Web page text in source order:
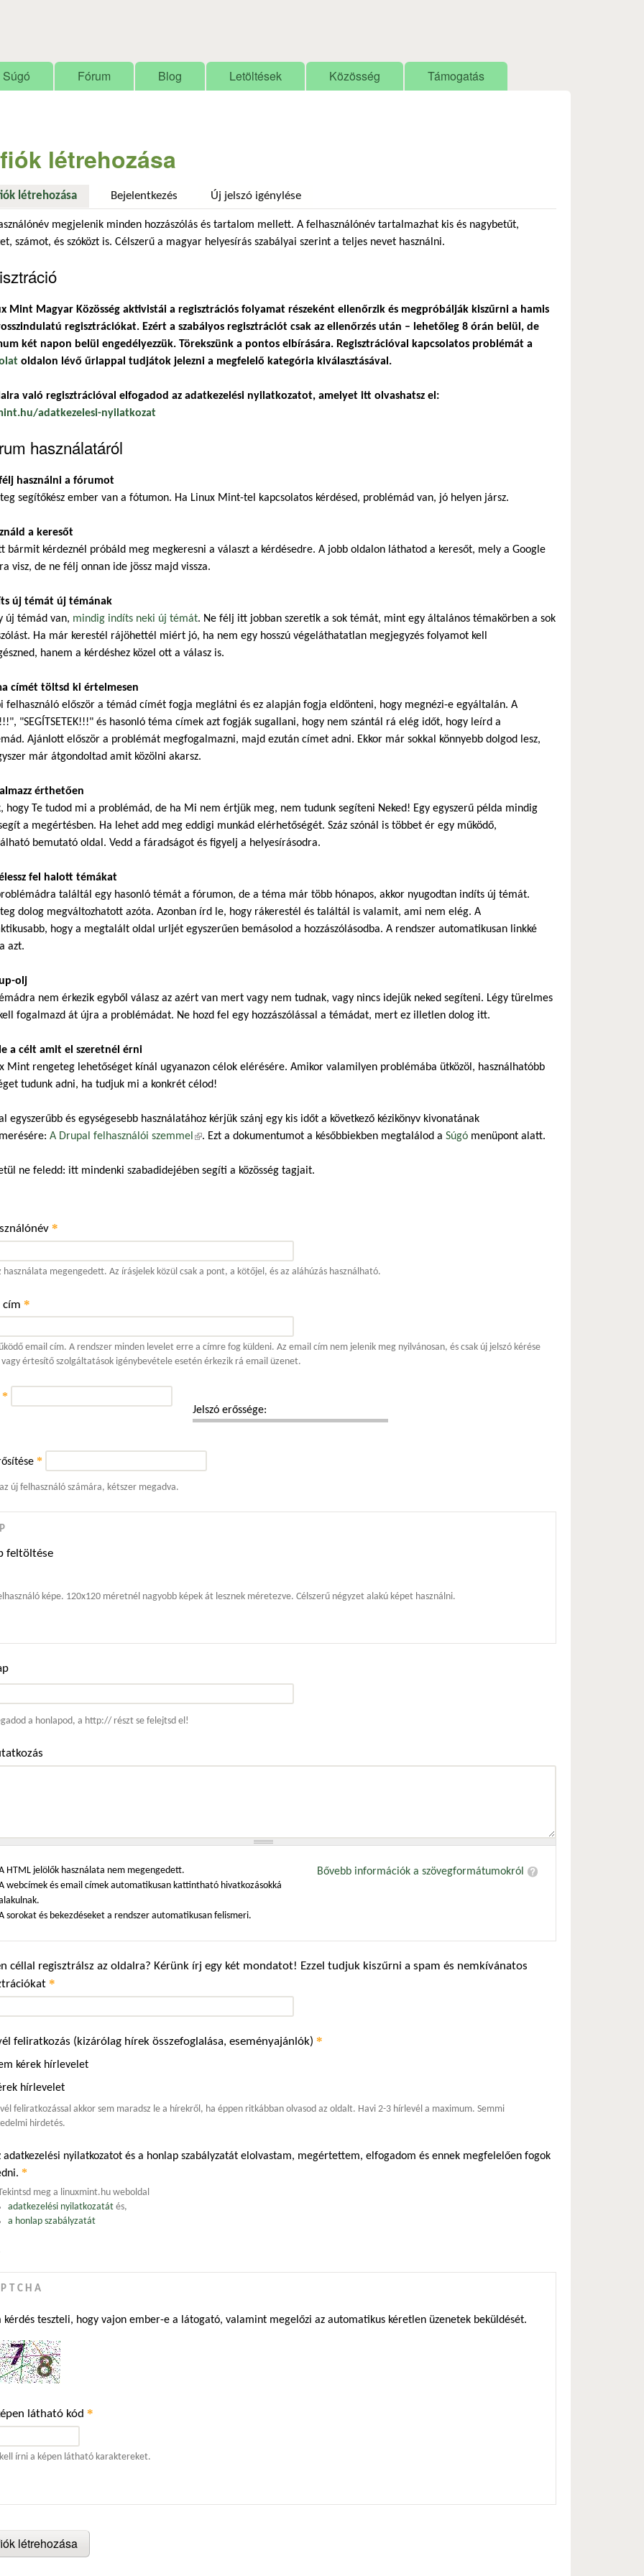
Súgó Fórum Blog Letöltések Közösség Támogatás
létrehozása
létrehozása (aktív fül)Bejelentkezés Új jelszó igénylése
megjelenik minden hozzászólás és tartalom mellett. A felhasználónév tartalmazhat kis és nagybetűt,
számot, és szóközt is. Célszerű a magyar helyesírás szabályai szerint a teljes nevet használni.
Mint Magyar Közösség aktivistái a regisztrációs folyamat részeként ellenőrzik és megpróbálják kiszűrni a hamis
regisztrációkat. Ezért a szabályos regisztrációt csak az ellenőrzés után – lehetőleg 8 órán belül, de
két napon belül engedélyezzük. Törekszünk a pontos elbírására. Regisztrációval kapcsolatos problémát a
oldalon lévő űrlappal tudjátok jelezni a megfelelő kategória kiválasztásával.
való regisztrációval elfogadod az adatkezelési nyilatkozatot, amelyet itt olvashatsz el:
adatkezelesi-nyilatkozat
használatáról
használni a fórumot
segítőkész ember van a fótumon. Ha Linux Mint-tel kapcsolatos kérdésed, problémád van, jó helyen jársz.
a keresőt
bármit kérdeznél próbáld meg megkeresni a választ a kérdésedre. A jobb oldalon láthatod a keresőt, mely a Google
visz, de ne félj onnan ide jössz majd vissza.
új témát új témának
új témád van, mindig indíts neki új témát. Ne félj itt jobban szeretik a sok témát, mint egy általános témakörben a sok
Ha már kerestél rájöhettél miért jó, ha nem egy hosszú végeláthatatlan megjegyzés folyamot kell
hanem a kérdéshez közel ott a válasz is.
címét töltsd ki értelmesen
felhasználó először a témád címét fogja meglátni és ez alapján fogja eldönteni, hogy megnézi-e egyáltalán. A
"SEGÍTSETEK!!!" és hasonló téma címek azt fogják sugallani, hogy nem szántál rá elég időt, hogy leírd a
Ajánlott először a problémát megfogalmazni, majd ezután címet adni. Ekkor már sokkal könnyebb dolgod lesz,
már átgondoltad amit közölni akarsz.
érthetően
hogy Te tudod mi a problémád, de ha Mi nem értjük meg, nem tudunk segíteni Neked! Egy egyszerű példa mindig
a megértésben. Ha lehet add meg eddigi munkád elérhetőségét. Száz szónál is többet ér egy működő,
bemutató oldal. Vedd a fáradságot és figyelj a helyesírásodra.
fel halott témákat
találtál egy hasonló témát a fórumon, de a téma már több hónapos, akkor nyugodtan indíts új témát.
dolog megváltozhatott azóta. Azonban írd le, hogy rákerestél és találtál is valamit, ami nem elég. A
hogy a megtalált oldal urljét egyszerűen bemásolod a hozzászólásodba. A rendszer automatikusan linkké
azt.
olj
nem érkezik egyből válasz az azért van mert vagy nem tudnak, vagy nincs idejük neked segíteni. Légy türelmes
fogalmazd át újra a problémádat. Ne hozd fel egy hozzászólással a témádat, mert ez illetlen dolog itt.
a célt amit el szeretnél érni
Mint rengeteg lehetőséget kínál ugyanazon célok elérésére. Amikor valamilyen problémába ütközöl, használhatóbb
tudunk adni, ha tudjuk mi a konkrét célod!
egyszerűbb és egységesebb használatához kérjük szánj egy kis időt a következő kézikönyv kivonatának
A Drupal felhasználói szemmel (külső hivatkozás)
. Ezt a dokumentumot a későbbiekben megtalálod a Súgó menüpont alatt.
ne feledd: itt mindenki szabadidejében segíti a közösség tagjait.
*
használata megengedett. Az írásjelek közül csak a pont, a kötőjel, és az aláhúzás használható.
cím *
email cím. A rendszer minden levelet erre a címre fog küldeni. Az email cím nem jelenik meg nyilvánosan, és csak új jelszó kérése
vagy értesítő szolgáltatások igénybevétele esetén érkezik rá email üzenet.
Jelszó erőssége:
*
*
az új felhasználó számára, kétszer megadva.
feltöltése
képe. 120x120 méretnél nagyobb képek át lesznek méretezve. Célszerű négyzet alakú képet használni.
a honlapod, a http:// részt se felejtsd el!
Bővebb információk a szövegformátumokról
HTML jelölők használata nem megengedett.
webcímek és email címek automatikusan kattintható hivatkozásokká
sorokat és bekezdéseket a rendszer automatikusan felismeri.
céllal regisztrálsz az oldalra? Kérünk írj egy két mondatot! Ezzel tudjuk kiszűrni a spam és nemkívánatos
*
feliratkozás (kizárólag hírek összefoglalása, eseményajánlók) *
kérek hírlevelet
hírlevelet
feliratkozással akkor sem maradsz le a hírekről, ha éppen ritkábban olvasod az oldalt. Havi 2-3 hírlevél a maximum. Semmi
hirdetés.
adatkezelési nyilatkozatot és a honlap szabályzatát elolvastam, megértettem, elfogadom és ennek megfelelően fogok
*
meg a linuxmint.hu weboldal
adatkezelési nyilatkozatátés,
a honlap szabályzatát
kérdés teszteli, hogy vajon ember-e a látogató, valamint megelőzi az automatikus kéretlen üzenetek beküldését.
látható kód *
írni a képen látható karaktereket.